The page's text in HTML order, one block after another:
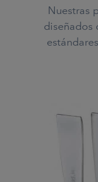
Nuestras
diseñados